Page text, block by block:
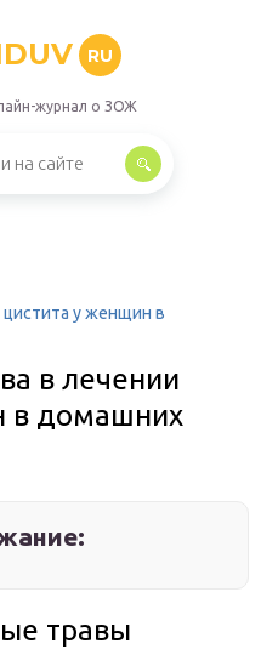
RU
журнал о ЗОЖ
у женщин в
в лечении
в домашних
травы